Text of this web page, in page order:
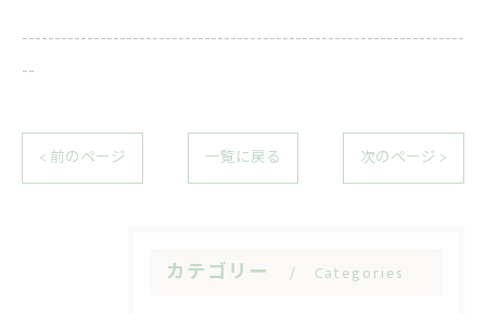
--------------------------------------------------------------------
--
< 前のページ 一覧に戻る 次のページ >
カテゴリー Categories